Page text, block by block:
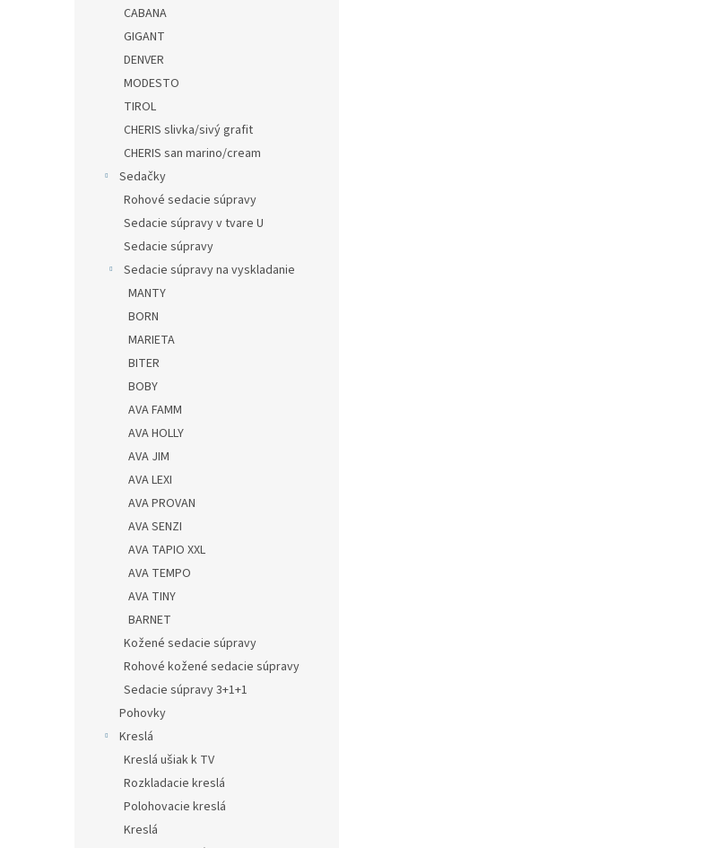
CABANA
GIGANT
DENVER
MODESTO
TIROL
CHERIS slivka/sivý grafit
CHERIS san marino/cream
Sedačky
Rohové sedacie súpravy
Sedacie súpravy v tvare U
Sedacie súpravy
Sedacie súpravy na vyskladanie
MANTY
BORN
MARIETA
BITER
BOBY
AVA FAMM
AVA HOLLY
AVA JIM
AVA LEXI
AVA PROVAN
AVA SENZI
AVA TAPIO XXL
AVA TEMPO
AVA TINY
BARNET
Kožené sedacie súpravy
Rohové kožené sedacie súpravy
Sedacie súpravy 3+1+1
Pohovky
Kreslá
Kreslá ušiak k TV
Rozkladacie kreslá
Polohovacie kreslá
Kreslá